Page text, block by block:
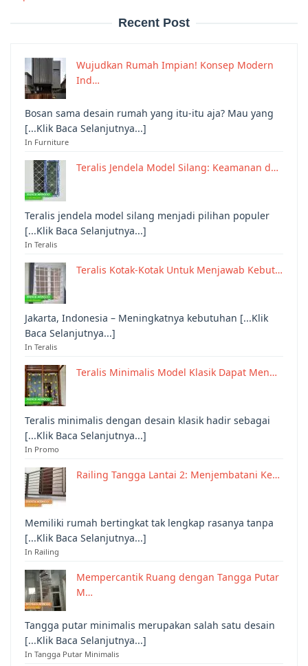
Recent Post
Wujudkan Rumah Impian! Konsep Modern
Ind…
Bosan sama desain rumah yang itu-itu aja? Mau yang
[...Klik Baca Selanjutnya...]
In Furniture
Teralis Jendela Model Silang: Keamanan d…
Teralis jendela model silang menjadi pilihan populer
[...Klik Baca Selanjutnya...]
In Teralis
Teralis Kotak-Kotak Untuk Menjawab Kebut…
Jakarta, Indonesia – Meningkatnya kebutuhan [...Klik
Baca Selanjutnya...]
In Teralis
Teralis Minimalis Model Klasik Dapat Men…
Teralis minimalis dengan desain klasik hadir sebagai
[...Klik Baca Selanjutnya...]
In Promo
Railing Tangga Lantai 2: Menjembatani Ke…
Memiliki rumah bertingkat tak lengkap rasanya tanpa
[...Klik Baca Selanjutnya...]
In Railing
Mempercantik Ruang dengan Tangga Putar
M…
Tangga putar minimalis merupakan salah satu desain
[...Klik Baca Selanjutnya...]
In Tangga Putar Minimalis